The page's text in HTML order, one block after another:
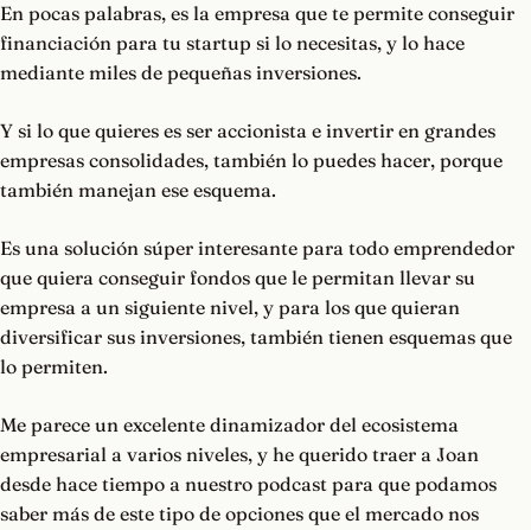
En pocas palabras, es la empresa que te permite conseguir
financiación para tu startup si lo necesitas, y lo hace
mediante miles de pequeñas inversiones.
Y si lo que quieres es ser accionista e invertir en grandes
empresas consolidades, también lo puedes hacer, porque
también manejan ese esquema.
Es una solución súper interesante para todo emprendedor
que quiera conseguir fondos que le permitan llevar su
empresa a un siguiente nivel, y para los que quieran
diversificar sus inversiones, también tienen esquemas que
lo permiten.
Me parece un excelente dinamizador del ecosistema
empresarial a varios niveles, y he querido traer a Joan
desde hace tiempo a nuestro podcast para que podamos
saber más de este tipo de opciones que el mercado nos